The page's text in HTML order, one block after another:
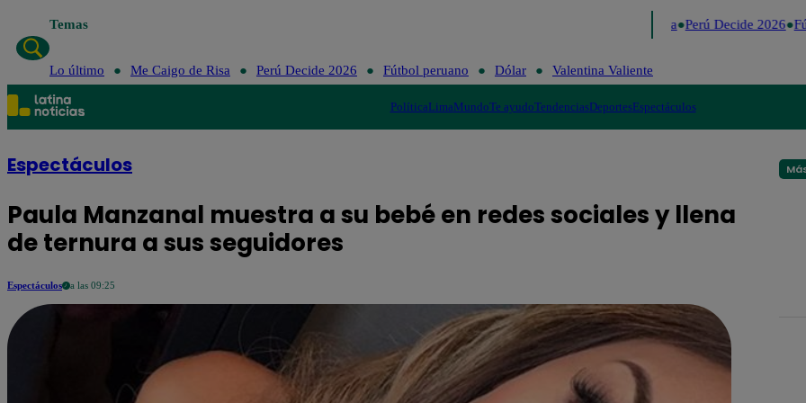
Temas Perú Decide 2026
Lo último Me Caigo de Risa Perú Decide 2026 Fútbol peruano Dólar Valentina Valiente
PolíticaLimaMundoTe ayudoTendenciasDeportesEspectáculos
Espectáculos
Paula Manzanal muestra a su bebé en redes sociales y llena
de ternura a sus seguidores
Espectáculos a las 09:25